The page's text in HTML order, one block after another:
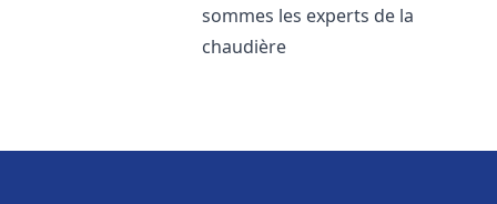
sommes les experts de la
chaudière